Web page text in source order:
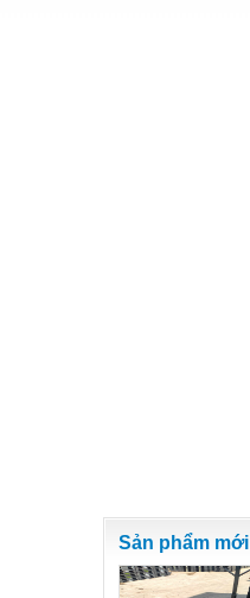
Sản phẩm mới